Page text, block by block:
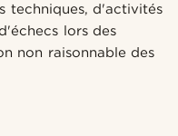
techniques, d'activités
lors des
non raisonnable des